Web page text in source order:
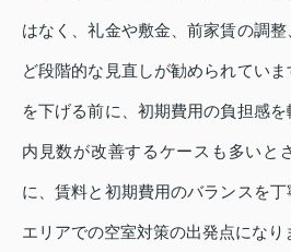
はなく、礼金や敷金、前家賃の調
ど段階的な見直しが勧められてい
を下げる前に、初期費用の負担感
内見数が改善するケースも多いと
に、賃料と初期費用のバランスを
エリアでの空室対策の出発点になり